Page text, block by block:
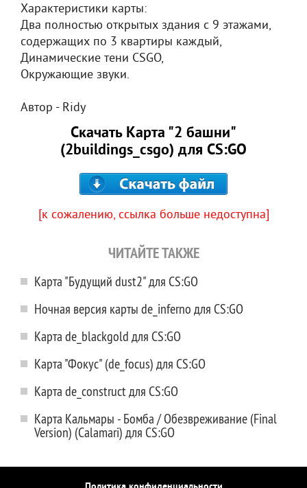
Характеристики карты:
Два полностью открытых здания с 9 этажами,
содержащих по 3 квартиры каждый,
Динамические тени CSGO,
Окружающие звуки.
Автор - Ridy
Скачать Карта "2 башни"
(2buildings_csgo) для CS:GO
[к сожалению, ссылка больше недоступна]
ЧИТАЙТЕ ТАКЖЕ
Карта "Будущий dust2" для CS:GO
Ночная версия карты de_inferno для CS:GO
Карта de_blackgold для CS:GO
Карта "Фокус" (de_focus) для CS:GO
Карта de_construct для CS:GO
Карта Кальмары - Бомба / Обезвреживание (Final
Version) (Calamari) для CS:GO